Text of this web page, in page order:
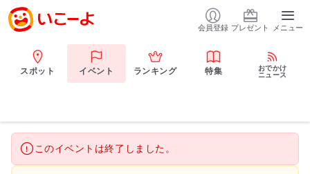
会員登録 プレゼント メニュー
スポット イベント ランキング 特集
おでかけ
ニュース
このイベントは終了しました。